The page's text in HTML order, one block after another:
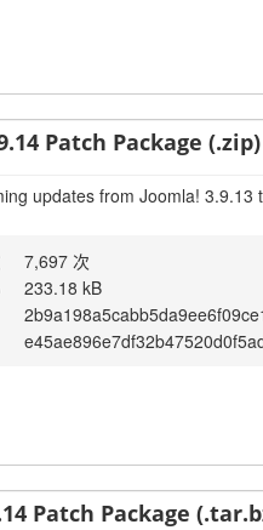
Patch Package (.zip)
updates from Joomla! 3.9.13
7,697 次
233.18 kB
Patch Package